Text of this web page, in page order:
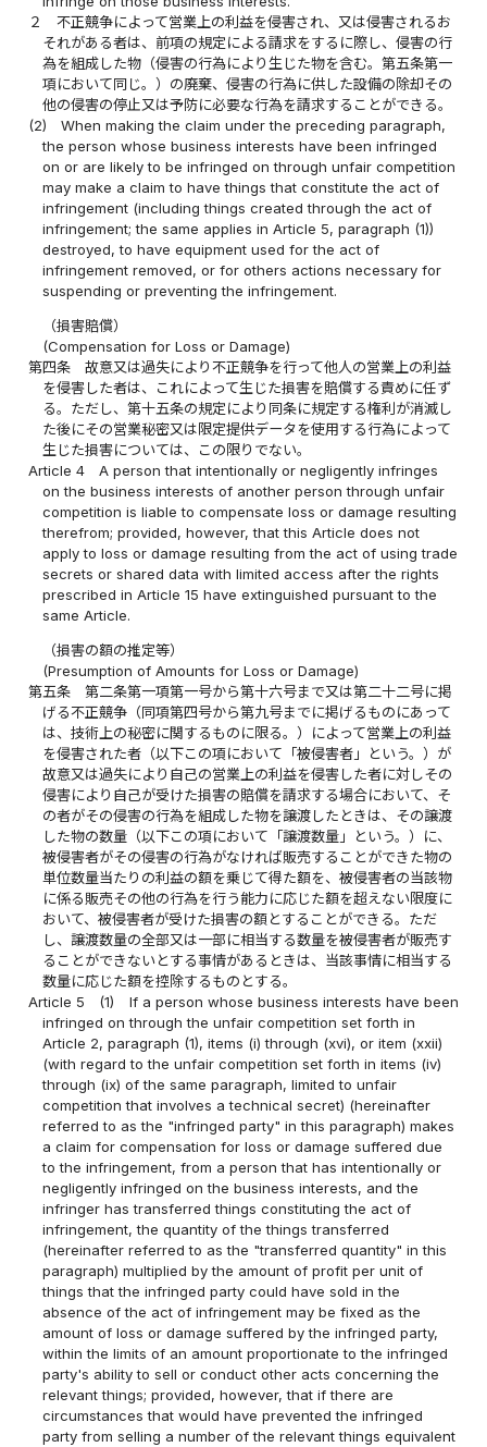
２
不正競争によって営業上の利益を侵害され、又は侵害されるお
それがある者は、前項の規定による請求をするに際し、侵害の行
為を組成した物（侵害の行為により生じた物を含む。第五条第一
項において同じ。）の廃棄、侵害の行為に供した設備の除却その
他の侵害の停止又は予防に必要な行為を請求することができる。
(2)
When making the claim under the preceding paragraph,
the person whose business interests have been infringed
on or are likely to be infringed on through unfair competition
may make a claim to have things that constitute the act of
infringement (including things created through the act of
infringement; the same applies in Article 5, paragraph (1))
destroyed, to have equipment used for the act of
infringement removed, or for others actions necessary for
suspending or preventing the infringement.
（損害賠償）
(Compensation for Loss or Damage)
第四条
故意又は過失により不正競争を行って他人の営業上の利益
を侵害した者は、これによって生じた損害を賠償する責めに任ず
る。ただし、第十五条の規定により同条に規定する権利が消滅し
た後にその営業秘密又は限定提供データを使用する行為によって
生じた損害については、この限りでない。
Article 4
A person that intentionally or negligently infringes
on the business interests of another person through unfair
competition is liable to compensate loss or damage resulting
therefrom; provided, however, that this Article does not
apply to loss or damage resulting from the act of using trade
secrets or shared data with limited access after the rights
prescribed in Article 15 have extinguished pursuant to the
same Article.
（損害の額の推定等）
(Presumption of Amounts for Loss or Damage)
第五条
第二条第一項第一号から第十六号まで又は第二十二号に掲
げる不正競争（同項第四号から第九号までに掲げるものにあって
は、技術上の秘密に関するものに限る。）によって営業上の利益
を侵害された者（以下この項において「被侵害者」という。）が
故意又は過失により自己の営業上の利益を侵害した者に対しその
侵害により自己が受けた損害の賠償を請求する場合において、そ
の者がその侵害の行為を組成した物を譲渡したときは、その譲渡
した物の数量（以下この項において「譲渡数量」という。）に、
被侵害者がその侵害の行為がなければ販売することができた物の
単位数量当たりの利益の額を乗じて得た額を、被侵害者の当該物
に係る販売その他の行為を行う能力に応じた額を超えない限度に
おいて、被侵害者が受けた損害の額とすることができる。ただ
し、譲渡数量の全部又は一部に相当する数量を被侵害者が販売す
ることができないとする事情があるときは、当該事情に相当する
数量に応じた額を控除するものとする。
Article 5
(1)
If a person whose business interests have been
infringed on through the unfair competition set forth in
Article 2, paragraph (1), items (i) through (xvi), or item (xxii)
(with regard to the unfair competition set forth in items (iv)
through (ix) of the same paragraph, limited to unfair
competition that involves a technical secret) (hereinafter
referred to as the "infringed party" in this paragraph) makes
a claim for compensation for loss or damage suffered due
to the infringement, from a person that has intentionally or
negligently infringed on the business interests, and the
infringer has transferred things constituting the act of
infringement, the quantity of the things transferred
(hereinafter referred to as the "transferred quantity" in this
paragraph) multiplied by the amount of profit per unit of
things that the infringed party could have sold in the
absence of the act of infringement may be fixed as the
amount of loss or damage suffered by the infringed party,
within the limits of an amount proportionate to the infringed
party's ability to sell or conduct other acts concerning the
relevant things; provided, however, that if there are
circumstances that would have prevented the infringed
party from selling a number of the relevant things equivalent